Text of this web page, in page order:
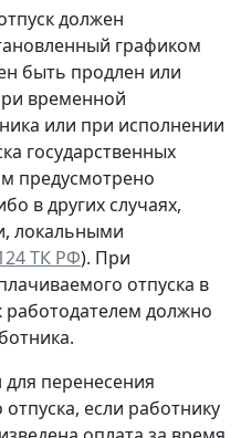
должен
графиком
быть продлен или
временной
или при исполнении
государственных
предусмотрено
в других случаях,
локальными
ТК РФ). При
отпуска в
работодателем должно
перенесения
если работнику